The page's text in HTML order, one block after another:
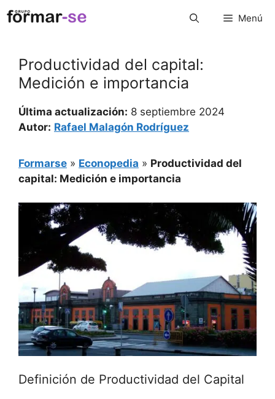
Saltar
al
Menú
Productividad del capital:
Medición e importancia
Última actualización: 8 septiembre 2024
Autor: Rafael Malagón Rodríguez
Formarse » Econopedia » Productividad del
capital: Medición e importancia
Definición de Productividad del Capital